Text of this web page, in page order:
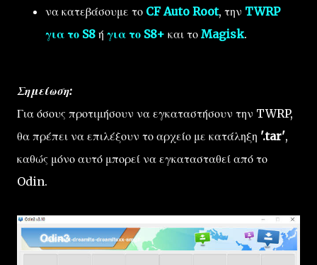
να κατεβάσουμε το CF Auto Root, την TWRP
για το S8 ή για το S8+ και το Magisk.
Σημείωση:
Για όσους προτιμήσουν να εγκαταστήσουν την TWRP,
θα πρέπει να επιλέξουν το αρχείο με κατάληξη '.tar',
καθώς μόνο αυτό μπορεί να εγκατασταθεί από το
Odin.